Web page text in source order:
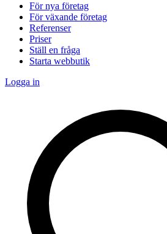
För nya företag
För växande företag
Referenser
Priser
Ställ en fråga
Starta webbutik
Logga in